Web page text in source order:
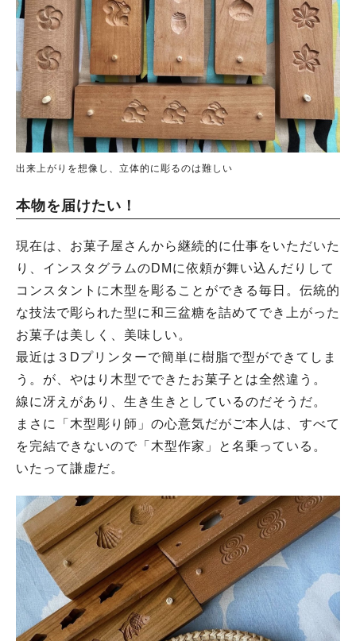
出来上がりを想像し、立体的に彫るのは難しい
本物を届けたい！
現在は、お菓子屋さんから継続的に仕事をいただいた
り、インスタグラムのDMに依頼が舞い込んだりして
コンスタントに木型を彫ることができる毎日。伝統的
な技法で彫られた型に和三盆糖を詰めてでき上がった
お菓子は美しく、美味しい。
最近は３Dプリンターで簡単に樹脂で型ができてしま
う。が、やはり木型でできたお菓子とは全然違う。
線に冴えがあり、生き生きとしているのだそうだ。
まさに「木型彫り師」の心意気だがご本人は、すべて
を完結できないので「木型作家」と名乗っている。
いたって謙虚だ。